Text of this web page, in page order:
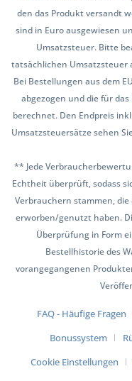
den das Produkt versandt
sind in Euro ausgewiesen
Umsatzsteuer. Bitte
tatsächlichen Umsatzsteuer
Bei Bestellungen aus dem
abgezogen und die für
berechnet. Den Endpreis
Umsatzsteuersätze sehen
** Jede
Echtheit überprüft, sodass
Verbrauchern stammen,
erworben/genutzt haben.
Überprüfung in Form
Bestellhistorie des
vorangegangenen
FAQ - Häufige Fragen
Bonussystem
Cookie Einstellungen